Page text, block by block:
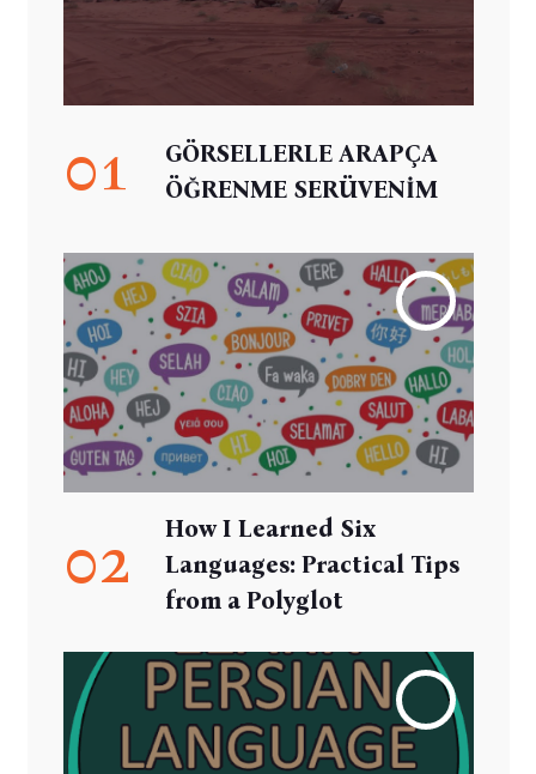
01
GÖRSELLERLE ARAPÇA
ÖĞRENME SERÜVENİM
02
How I Learned Six
Languages: Practical Tips
from a Polyglot